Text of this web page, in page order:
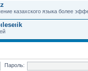
казахского языка более
Пароль: